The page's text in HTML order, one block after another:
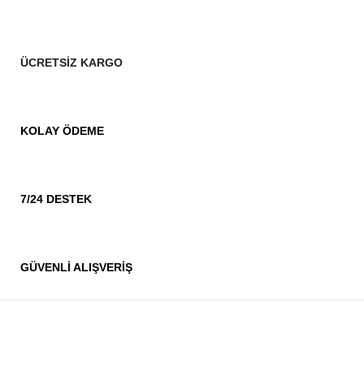
ÜCRETSİZ KARGO
KOLAY ÖDEME
7/24 DESTEK
GÜVENLİ ALIŞVERİŞ